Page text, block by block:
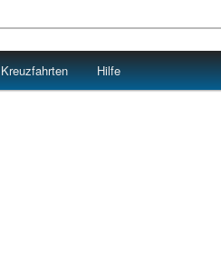
Kreuzfahrten Hilfe